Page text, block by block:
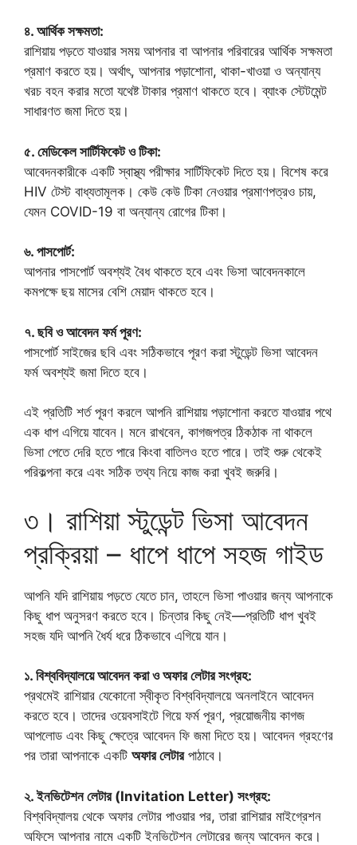
৪. আর্থিক সক্ষমতা:
রাশিয়ায় পড়তে যাওয়ার সময় আপনার বা আপনার পরিবারের আর্থিক সক্ষমতা
প্রমাণ করতে হয়। অর্থাৎ, আপনার পড়াশোনা, থাকা-খাওয়া ও অন্যান্য
খরচ বহন করার মতো যথেষ্ট টাকার প্রমাণ থাকতে হবে। ব্যাংক স্টেটমেন্ট
সাধারণত জমা দিতে হয়।
৫. মেডিকেল সার্টিফিকেট ও টিকা:
আবেদনকারীকে একটি স্বাস্থ্য পরীক্ষার সার্টিফিকেট দিতে হয়। বিশেষ করে
HIV টেস্ট বাধ্যতামূলক। কেউ কেউ টিকা নেওয়ার প্রমাণপত্রও চায়,
যেমন COVID-19 বা অন্যান্য রোগের টিকা।
৬. পাসপোর্ট:
আপনার পাসপোর্ট অবশ্যই বৈধ থাকতে হবে এবং ভিসা আবেদনকালে
কমপক্ষে ছয় মাসের বেশি মেয়াদ থাকতে হবে।
৭. ছবি ও আবেদন ফর্ম পূরণ:
পাসপোর্ট সাইজের ছবি এবং সঠিকভাবে পূরণ করা স্টুডেন্ট ভিসা আবেদন
ফর্ম অবশ্যই জমা দিতে হবে।
এই প্রতিটি শর্ত পূরণ করলে আপনি রাশিয়ায় পড়াশোনা করতে যাওয়ার পথে
এক ধাপ এগিয়ে যাবেন। মনে রাখবেন, কাগজপত্র ঠিকঠাক না থাকলে
ভিসা পেতে দেরি হতে পারে কিংবা বাতিলও হতে পারে। তাই শুরু থেকেই
পরিকল্পনা করে এবং সঠিক তথ্য নিয়ে কাজ করা খুবই জরুরি।
৩। রাশিয়া স্টুডেন্ট ভিসা আবেদন
প্রক্রিয়া – ধাপে ধাপে সহজ গাইড
আপনি যদি রাশিয়ায় পড়তে যেতে চান, তাহলে ভিসা পাওয়ার জন্য আপনাকে
কিছু ধাপ অনুসরণ করতে হবে। চিন্তার কিছু নেই—প্রতিটি ধাপ খুবই
সহজ যদি আপনি ধৈর্য ধরে ঠিকভাবে এগিয়ে যান।
১. বিশ্ববিদ্যালয়ে আবেদন করা ও অফার লেটার সংগ্রহ:
প্রথমেই রাশিয়ার যেকোনো স্বীকৃত বিশ্ববিদ্যালয়ে অনলাইনে আবেদন
করতে হবে। তাদের ওয়েবসাইটে গিয়ে ফর্ম পূরণ, প্রয়োজনীয় কাগজ
আপলোড এবং কিছু ক্ষেত্রে আবেদন ফি জমা দিতে হয়। আবেদন গ্রহণের
পর তারা আপনাকে একটি অফার লেটারপাঠাবে।
২. ইনভিটেশন লেটার (Invitation Letter) সংগ্রহ:
বিশ্ববিদ্যালয় থেকে অফার লেটার পাওয়ার পর, তারা রাশিয়ার মাইগ্রেশন
অফিসে আপনার নামে একটি ইনভিটেশন লেটারের জন্য আবেদন করে।